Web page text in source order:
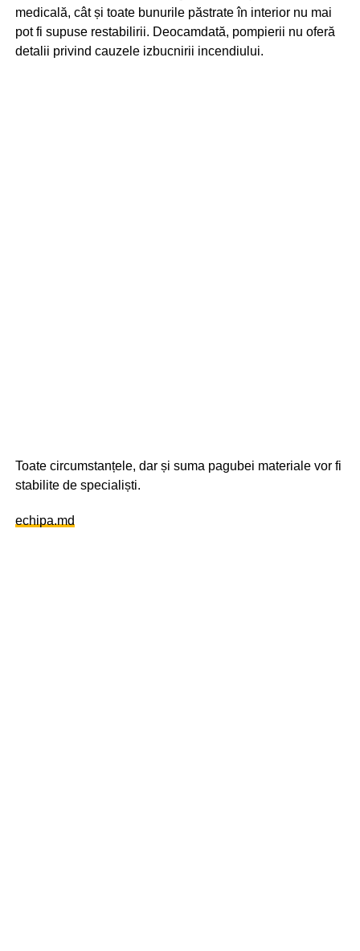
medicală, cât și toate bunurile păstrate în interior nu mai
pot fi supuse restabilirii. Deocamdată, pompierii nu oferă
detalii privind cauzele izbucnirii incendiului.
Toate circumstanțele, dar și suma pagubei materiale vor fi
stabilite de specialiști.
echipa.md